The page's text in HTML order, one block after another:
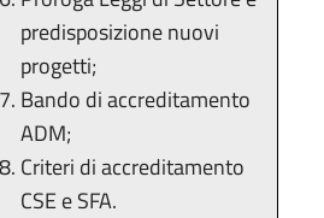
predisposizione nuovi
progetti;
Bando di accreditamento
ADM;
Criteri di accreditamento
CSE e SFA.